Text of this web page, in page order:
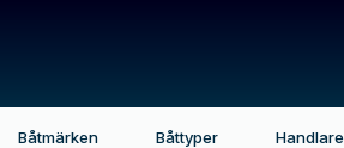
Båtmärken Båttyper Handlare